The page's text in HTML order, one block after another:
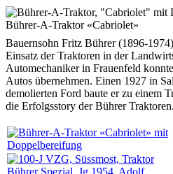
Bührer-A-Traktor «Cabriolet»
Bauernsohn Fritz Bührer (1896-
Einsatz der Traktoren in der
Automechaniker in Frauenfeld
Autos übernehmen. Einen 1927 in
demolierten Ford baute er zu einem
die Erfolgsstory der Bührer Traktoren.